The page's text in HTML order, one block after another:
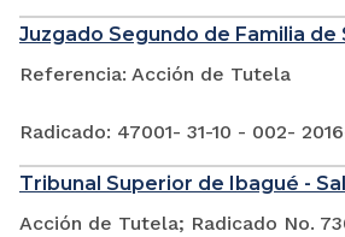
Juzgado Segundo de Familia de
Referencia: Acción de Tutela
Radicado: 47001- 31-10 - 002-
Tribunal Superior de Ibagué -
Acción de Tutela; Radicado No.